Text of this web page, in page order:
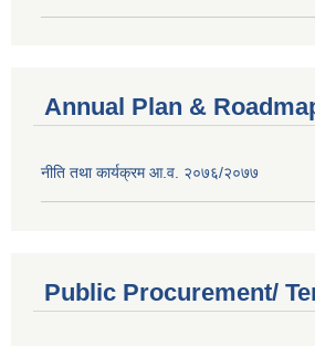
Annual Plan &
नीति तथा कार्यक्रम आ.व. २०७६/२०७७
Public Procurement/